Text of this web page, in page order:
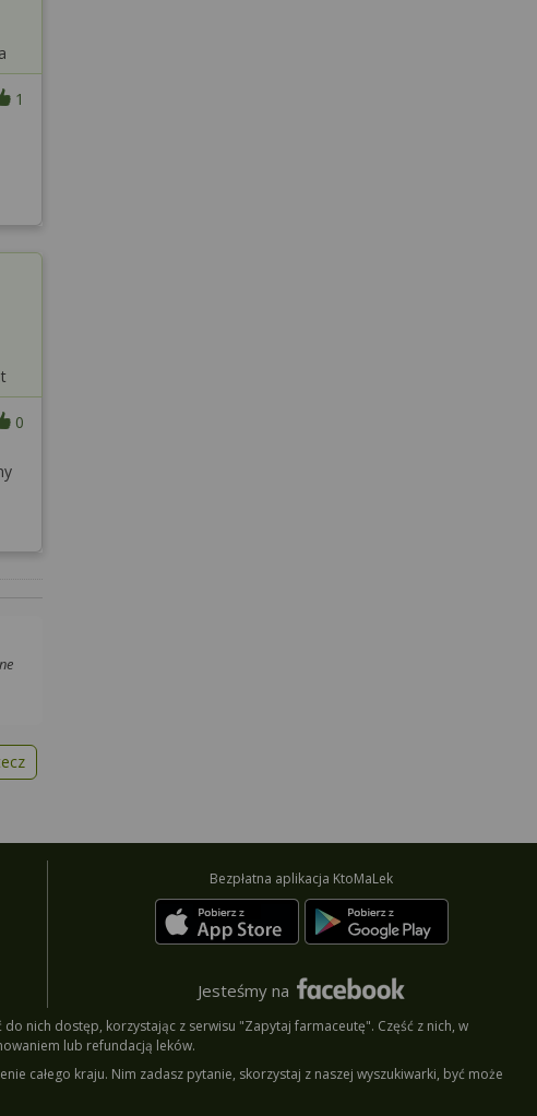
1
0
Bezpłatna aplikacja KtoMaLek
Jesteśmy na
nich dostęp, korzystając z serwisu "Zapytaj farmaceutę". Część z nich, w
lub refundacją leków.
całego kraju. Nim zadasz pytanie, skorzystaj z naszej wyszukiwarki, być może